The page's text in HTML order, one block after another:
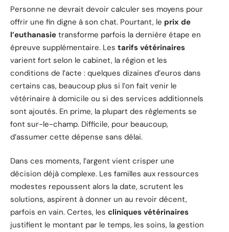
Personne ne devrait devoir calculer ses moyens pour
offrir une fin digne à son chat. Pourtant, le prix de
l’euthanasie transforme parfois la dernière étape en
épreuve supplémentaire. Les tarifs vétérinaires
varient fort selon le cabinet, la région et les
conditions de l’acte : quelques dizaines d’euros dans
certains cas, beaucoup plus si l’on fait venir le
vétérinaire à domicile ou si des services additionnels
sont ajoutés. En prime, la plupart des règlements se
font sur-le-champ. Difficile, pour beaucoup,
d’assumer cette dépense sans délai.
Dans ces moments, l’argent vient crisper une
décision déjà complexe. Les familles aux ressources
modestes repoussent alors la date, scrutent les
solutions, aspirent à donner un au revoir décent,
parfois en vain. Certes, les cliniques vétérinaires
justifient le montant par le temps, les soins, la gestion